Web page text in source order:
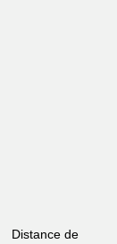
Distance de